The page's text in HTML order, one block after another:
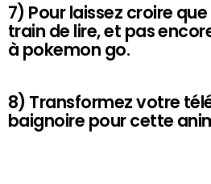
7) Pour laissez croire
train de lire, et pas
à pokemon go.
8) Transformez votre
baignoire pour cette